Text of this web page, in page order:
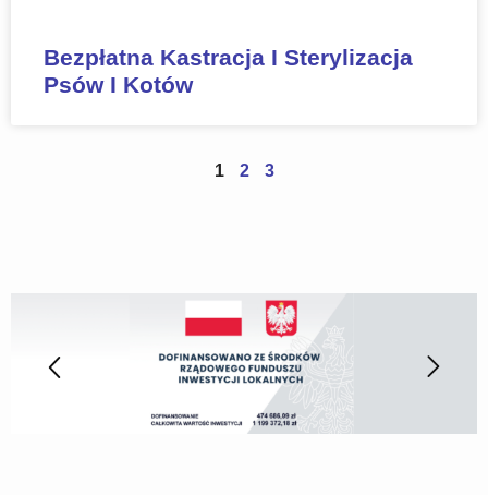
Bezpłatna Kastracja I Sterylizacja
Psów I Kotów
1 2 3